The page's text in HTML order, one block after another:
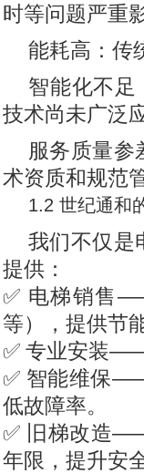
时等问题严重
能耗高：传
智能化不足
技术尚未广泛
服务质量参
术资质和规范
1.2 世纪通和
我们不仅是
提供：
✅ 电梯销售
等），提供节
✅ 专业安装
✅ 智能维保
低故障率。
✅ 旧梯改造
年限，提升安